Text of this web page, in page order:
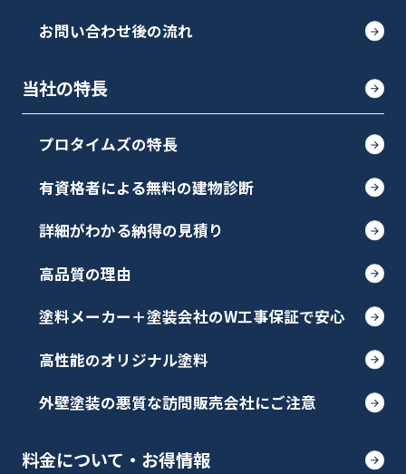
お問い合わせ後の流れ
当社の特長
プロタイムズの特長
有資格者による無料の建物診断
詳細がわかる納得の見積り
高品質の理由
塗料メーカー＋塗装会社のW工事保証で安心
高性能のオリジナル塗料
外壁塗装の悪質な訪問販売会社にご注意
料金について・お得情報